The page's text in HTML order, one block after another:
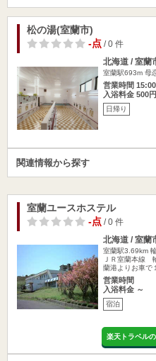
松の湯(室蘭市)
-点/ 0 件
北海道 / 室蘭
室蘭駅693m 母
営業時間
入浴料金 500
日帰り
関連情報から探す
室蘭ユースホステル
-点/ 0 件
北海道 / 室蘭
室蘭駅3.69km
ＪＲ室蘭本線
蘭港よりお車で
営業時間
入浴料金 ～
宿泊
楽天トラベル